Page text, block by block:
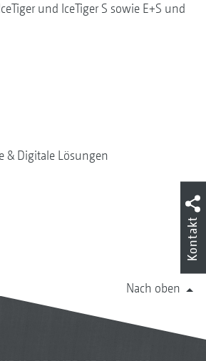
und IceTiger S sowie E+S und
& Digitale Lösungen
Nach oben
Kontakt